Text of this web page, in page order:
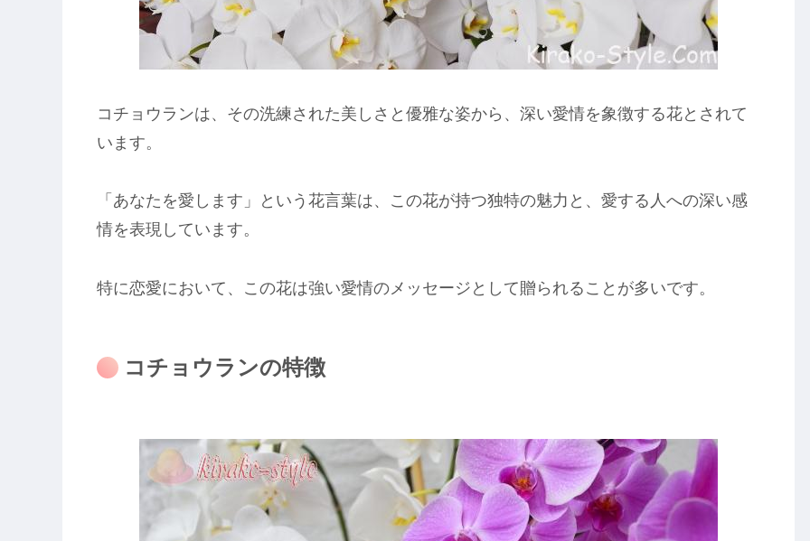
コチョウランは、その洗練された美しさと優雅な姿から、深い愛情を象徴する花とされて
います。
「あなたを愛します」という花言葉は、この花が持つ独特の魅力と、愛する人への深い感
情を表現しています。
特に恋愛において、この花は強い愛情のメッセージとして贈られることが多いです。
コチョウランの特徴